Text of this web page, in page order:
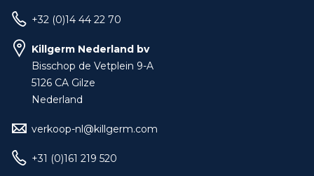
+32 (0)14 44 22 70
Killgerm Nederland bv
Bisschop de Vetplein 9-A
5126 CA Gilze
Nederland
verkoop-nl@killgerm.com
+31 (0)161 219 520